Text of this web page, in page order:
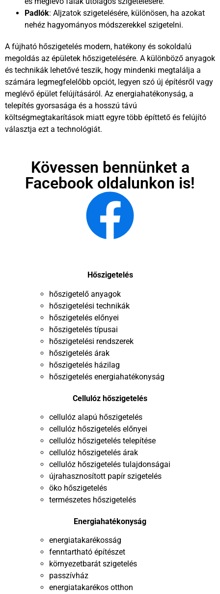
Padlók: Aljzatok szigetelésére, különösen, ha azokat
nehéz hagyományos módszerekkel szigetelni.
A fújható hőszigetelés modern, hatékony és sokoldalú
megoldás az épületek hőszigetelésére. A különböző anyagok
és technikák lehetővé teszik, hogy mindenki megtalálja a
számára legmegfelelőbb opciót, legyen szó új építésről vagy
meglévő épület felújításáról. Az energiahatékonyság, a
telepítés gyorsasága és a hosszú távú
költségmegtakarítások miatt egyre több építtető és felújító
választja ezt a technológiát.
Kövessen bennünket a
Facebook oldalunkon is!
Hőszigetelés
hőszigetelő anyagok
hőszigetelési technikák
hőszigetelés előnyei
hőszigetelés típusai
hőszigetelési rendszerek
hőszigetelés árak
hőszigetelés házilag
hőszigetelés energiahatékonyság
Cellulóz hőszigetelés
cellulóz alapú hőszigetelés
cellulóz hőszigetelés előnyei
cellulóz hőszigetelés telepítése
cellulóz hőszigetelés árak
cellulóz hőszigetelés tulajdonságai
újrahasznosított papír szigetelés
öko hőszigetelés
természetes hőszigetelés
Energiahatékonyság
energiatakarékosság
fenntartható építészet
környezetbarát szigetelés
passzívház
energiatakarékos otthon